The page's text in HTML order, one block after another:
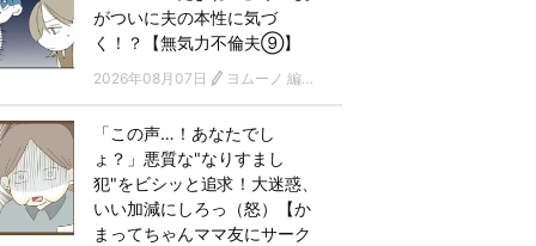
がついに夫の本性に気づ
く！？【無気力不倫夫⑨】
2026年08月07日 ヨムーノ 編集部 漫画チーム
「この声…！あなたでし
ょ？」悪質な"なりすまし
犯"をビシッと追求！大迷惑、
いい加減にしろっ（怒）【か
まってちゃんママ友にサーク